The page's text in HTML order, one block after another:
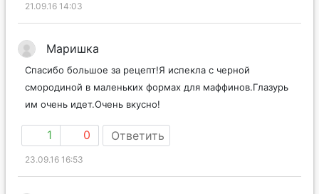
21.09.16 14:03
Маришка
Спасибо большое за рецепт!Я испекла с черной
смородиной в маленьких формах для маффинов.Глазурь
им очень идет.Очень вкусно!
1 0 Ответить
23.09.16 16:53